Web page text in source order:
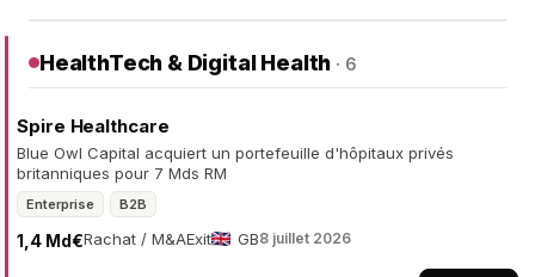
HealthTech & Digital Health · 6
Spire Healthcare
Blue Owl Capital acquiert un portefeuille d'hôpitaux privés
britanniques pour 7 Mds RM
Enterprise B2B
Rachat / M&A
1,4 Md€ Exit GB8 juillet 2026